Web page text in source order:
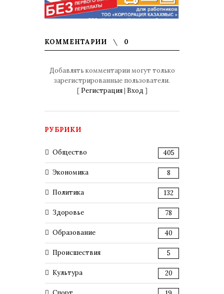
КОММЕНТАРИИ 0
Добавлять комментарии могут только
зарегистрированные пользователи.
[ Регистрация| Вход ]
РУБРИКИ
Общество 405
Экономика 8
Политика 132
Здоровье 78
Образование 40
Происшествия 5
Культура 20